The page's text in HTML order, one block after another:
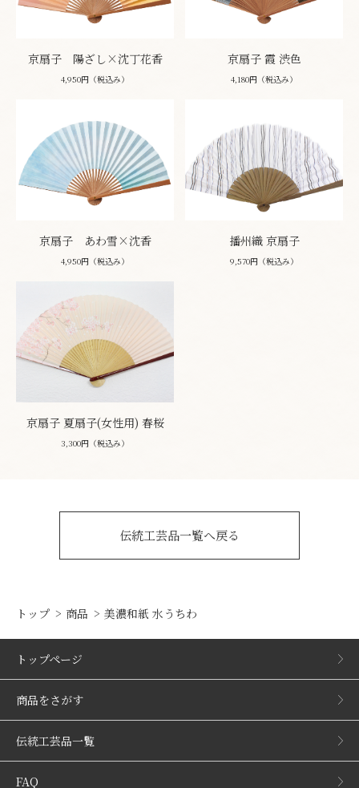
京扇子 陽ざし×沈丁花香
4,950円（税込み）
京扇子 霞 渋色
4,180円（税込み）
京扇子 あわ雪×沈香
4,950円（税込み）
播州織 京扇子
9,570円（税込み）
京扇子 夏扇子(女性用) 春桜
3,300円（税込み）
伝統工芸品一覧へ戻る
トップ 商品 美濃和紙 水うちわ
トップページ
商品をさがす
伝統工芸品一覧
FAQ